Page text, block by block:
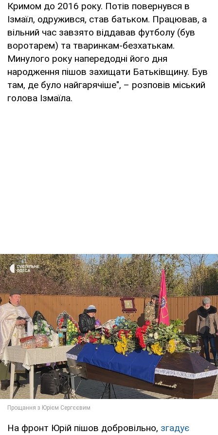
Кримом до 2016 року. Потів повернувся в
Ізмаїл, одружився, став батьком. Працював, а
вільний час завзято віддавав футболу (був
воротарем) та тваринкам-безхатькам.
Минулого року напередодні його дня
народження пішов захищати Батьківщину. Був
там, де було найгарячіше", – розповів міський
голова Ізмаїла.
На фронт Юрій пішов добровільно, згадує